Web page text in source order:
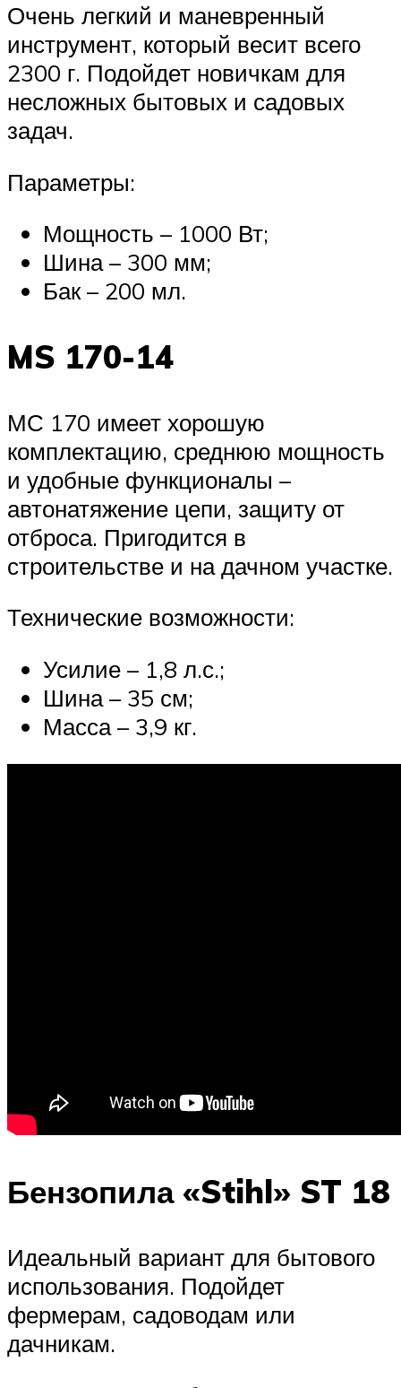
Очень легкий и маневренный
инструмент, который весит всего
2300 г. Подойдет новичкам для
несложных бытовых и садовых
задач.
Параметры:
Мощность – 1000 Вт;
Шина – 300 мм;
Бак – 200 мл.
MS 170-14
МС 170 имеет хорошую
комплектацию, среднюю мощность
и удобные функционалы –
автонатяжение цепи, защиту от
отброса. Пригодится в
строительстве и на дачном участке.
Технические возможности:
Усилие – 1,8 л.с.;
Шина – 35 см;
Масса – 3,9 кг.
Бензопила «Stihl» ST 18
Идеальный вариант для бытового
использования. Подойдет
фермерам, садоводам или
дачникам.